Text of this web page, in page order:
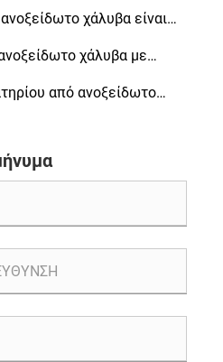
ακριβείας
χάλυβα είναι
ακριβείας
χάλυβα με
επιλογή για την
από ανοξείδωτο